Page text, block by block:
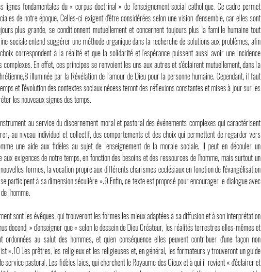
lignes fondamentales du « corpus doctrinal » de l'enseignement social catholique. Ce cadre permet
de notre époque. Celles-ci exigent d'être considérées selon une vision d'ensemble, car elles sont
plus grande, se conditionnent mutuellement et concernent toujours plus la famille humaine tout
sociale entend suggérer une méthode organique dans la recherche de solutions aux problèmes, afin
correspondent à la réalité et que la solidarité et l'espérance puissent aussi avoir une incidence
En effet, ces principes se renvoient les uns aux autres et s'éclairent mutuellement, dans la
illuminée par la Révélation de l'amour de Dieu pour la personne humaine. Cependant, il faut
et l'évolution des contextes sociaux nécessiteront des réflexions constantes et mises à jour sur les
les nouveaux signes des temps.
au service du discernement moral et pastoral des événements complexes qui caractérisent
au niveau individuel et collectif, des comportements et des choix qui permettent de regarder vers
une aide aux fidèles au sujet de l'enseignement de la morale sociale. Il peut en découler un
aux exigences de notre temps, en fonction des besoins et des ressources de l'homme, mais surtout un
formes, la vocation propre aux différents charismes ecclésiaux en fonction de l'évangélisation
participent à sa dimension séculière ».9 Enfin, ce texte est proposé pour encourager le dialogue avec
l'homme.
sont les évêques, qui trouveront les formes les mieux adaptées à sa diffusion et à son interprétation
docendi » d'enseigner que « selon le dessein de Dieu Créateur, les réalités terrestres elles-mêmes et
au salut des hommes, et qu'en conséquence elles peuvent contribuer d'une façon non
».10 Les prêtres, les religieux et les religieuses et, en général, les formateurs y trouveront un guide
service pastoral. Les fidèles laïcs, qui cherchent le Royaume des Cieux et à qui il revient « d'éclairer et